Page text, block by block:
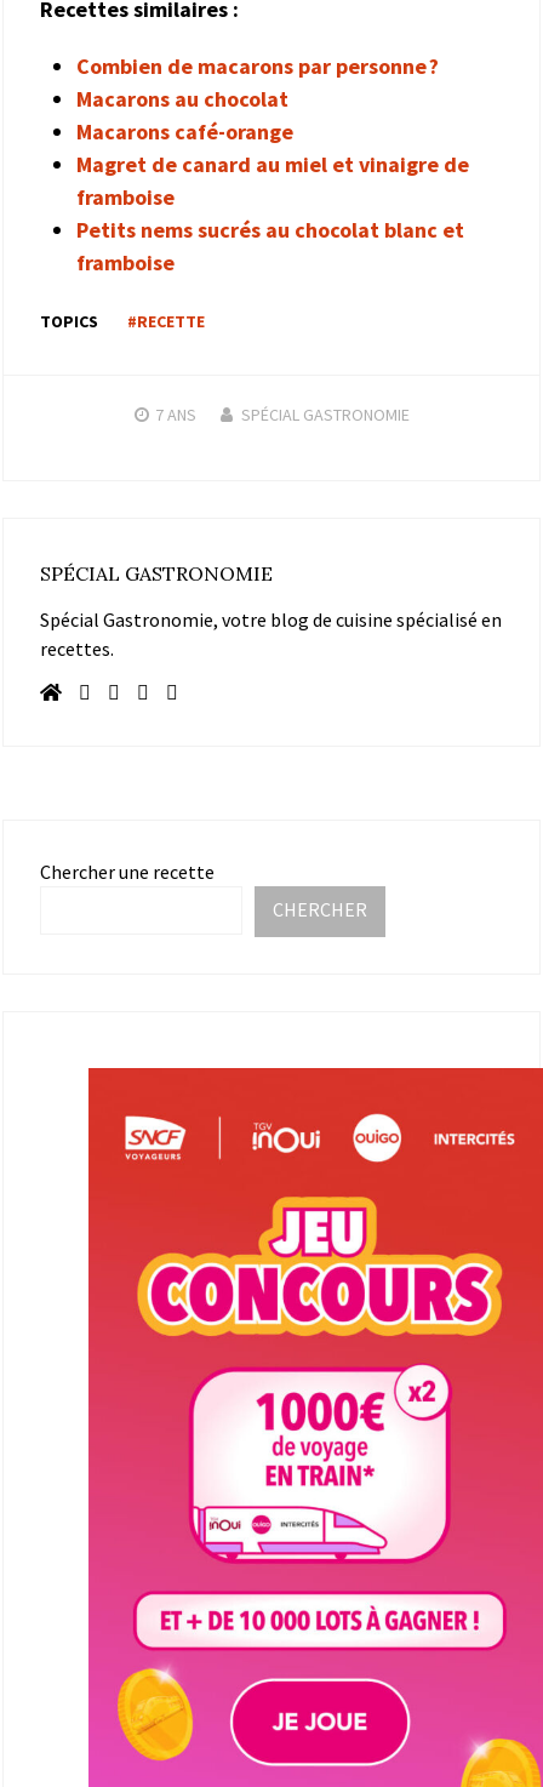
Recettes similaires :
Combien de macarons par personne ?
Macarons au chocolat
Macarons café-orange
Magret de canard au miel et vinaigre de
framboise
Petits nems sucrés au chocolat blanc et
framboise
TOPICS #RECETTE
7 ANS SPÉCIAL GASTRONOMIE
SPÉCIAL GASTRONOMIE
Spécial Gastronomie, votre blog de cuisine spécialisé en
recettes.
Chercher une recette
CHERCHER